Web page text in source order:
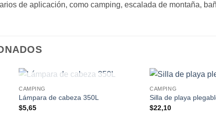
de aplicación, como camping, escalada de montaña,
CAMPING
Lámpara de cabeza 350L
$5,65
CAMPING
Silla de playa
$22,10